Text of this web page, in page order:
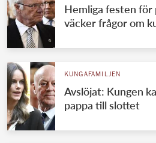
Hemliga festen för
väcker frågor om
KUNGAFAMILJEN
Avslöjat: Kungen
pappa till slottet